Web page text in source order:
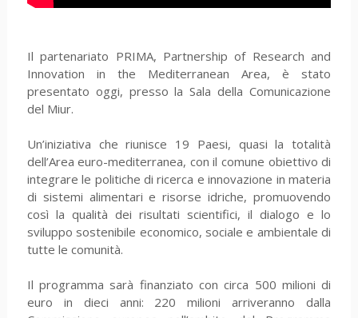
Il partenariato PRIMA, Partnership of Research and
Innovation in the Mediterranean Area, è stato
presentato oggi, presso la Sala della Comunicazione
del Miur.
Un’iniziativa che riunisce 19 Paesi, quasi la totalità
dell’Area euro-mediterranea, con il comune obiettivo di
integrare le politiche di ricerca e innovazione in materia
di sistemi alimentari e risorse idriche, promuovendo
così la qualità dei risultati scientifici, il dialogo e lo
sviluppo sostenibile economico, sociale e ambientale di
tutte le comunità.
Il programma sarà finanziato con circa 500 milioni di
euro in dieci anni: 220 milioni arriveranno dalla